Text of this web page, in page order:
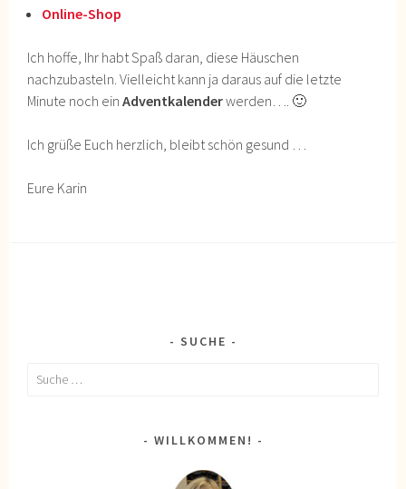
Online-Shop
Ich hoffe, Ihr habt Spaß daran, diese Häuschen
nachzubasteln. Vielleicht kann ja daraus auf die letzte
Minute noch einAdventkalenderwerden…. 🙂
Ich grüße Euch herzlich, bleibt schön gesund …
Eure Karin
SUCHE
Suche
WILLKOMMEN!